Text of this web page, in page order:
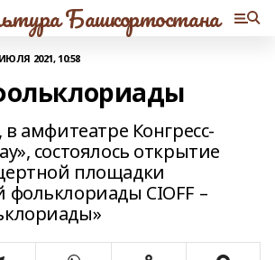
Башкортостана
2021, 10:58
амфитеатре Конгресс-
состоялось открытие
площадки
CIOFF –